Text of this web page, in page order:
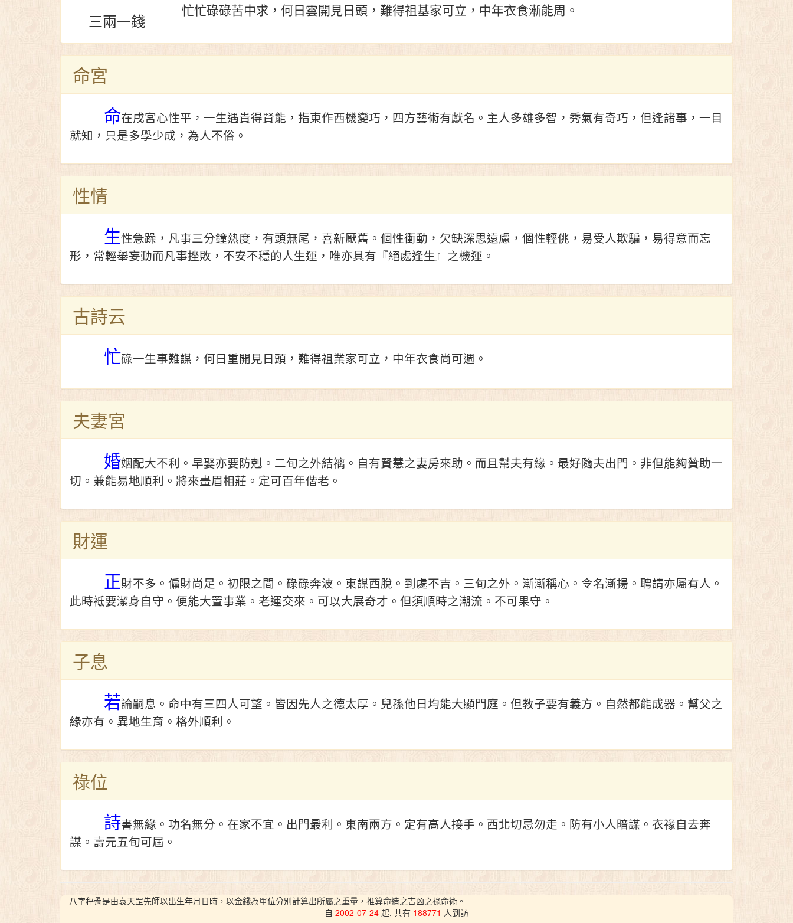
三兩一錢
忙忙碌碌苦中求，何日雲開見日頭，難得祖基家可立，中年衣食漸能周。
命宮
命在戌宮心性平，一生遇貴得賢能，指東作西機變巧，四方藝術有獻名。主人多雄多智，秀氣有奇巧，但逢諸事，一目
就知，只是多學少成，為人不俗。
性情
生性急躁，凡事三分鐘熱度，有頭無尾，喜新厭舊。個性衝動，欠缺深思遠慮，個性輕佻，易受人欺騙，易得意而忘
形，常輕舉妄動而凡事挫敗，不安不穩的人生運，唯亦具有『絕處逢生』之機運。
古詩云
忙碌一生事難謀，何日重開見日頭，難得祖業家可立，中年衣食尚可週。
夫妻宮
婚姻配大不利。早娶亦要防剋。二旬之外結褵。自有賢慧之妻房來助。而且幫夫有緣。最好隨夫出門。非但能夠贊助一
切。兼能易地順利。將來畫眉相莊。定可百年偕老。
財運
正財不多。偏財尚足。初限之間。碌碌奔波。東謀西脫。到處不吉。三旬之外。漸漸稱心。令名漸揚。聘請亦屬有人。
此時袛要潔身自守。便能大置事業。老運交來。可以大展奇才。但須順時之潮流。不可果守。
子息
若論嗣息。命中有三四人可望。皆因先人之德太厚。兒孫他日均能大顯門庭。但教子要有義方。自然都能成器。幫父之
緣亦有。異地生育。格外順利。
祿位
詩書無緣。功名無分。在家不宜。出門最利。東南兩方。定有高人接手。西北切忌勿走。防有小人暗謀。衣禒自去奔
謀。壽元五旬可屆。
八字秤骨是由袁天罡先師以出生年月日時，以金錢為單位分別計算出所屬之重量，推算命造之吉凶之祿命術。
自 2002-07-24 起, 共有 188771 人到訪